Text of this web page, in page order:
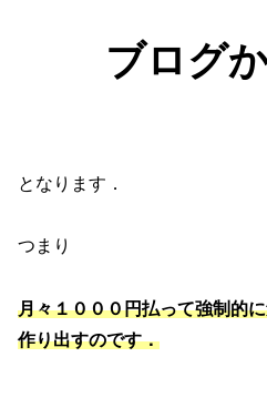
ブログ
となります．
つまり
月々１０００円払って強制的
作り出すのです．